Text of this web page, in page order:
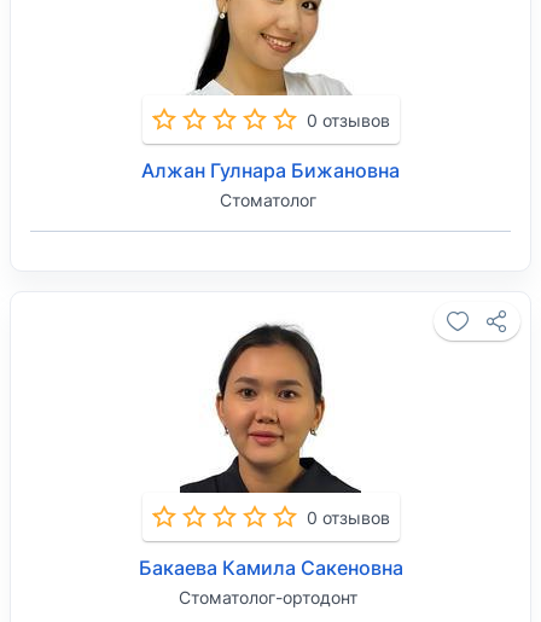
0 отзывов
Алжан Гулнара Бижановна
Стоматолог
0 отзывов
Бакаева Камила Сакеновна
Стоматолог-ортодонт